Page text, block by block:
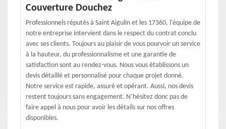
Couverture Douchez
Professionnels réputés à Saint Aigulin et les 17360, l'équipe de
notre entreprise intervient dans le respect du contrat conclu
avec ses clients. Toujours au plaisir de vous pourvoir un service
à la hauteur, du professionnalisme et une garantie de
satisfaction sont au rendez-vous. Nous vous établissons un
devis détaillé et personnalisé pour chaque projet donné.
Notre service est rapide, assuré et opérant. Aussi, nos devis
restent toujours sans engagement. N’hésitez donc pas de
faire appel à nous pour avoir les détails sur nos offres
disponibles.